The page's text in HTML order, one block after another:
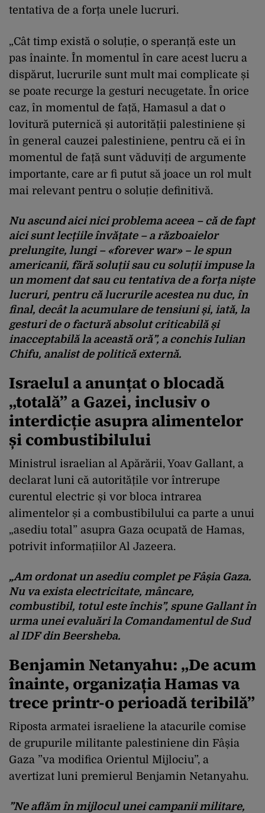
tentativa de a forța unele lucruri.
„Cât timp există o soluție, o speranță este un
pas înainte. În momentul în care acest lucru a
dispărut, lucrurile sunt mult mai complicate și
se poate recurge la gesturi necugetate. În orice
caz, în momentul de față, Hamasul a dat o
lovitură puternică și autorității palestiniene și
în general cauzei palestiniene, pentru că ei în
momentul de față sunt văduviți de argumente
importante, care ar fi putut să joace un rol mult
mai relevant pentru o soluție definitivă.
Nu ascund aici nici problema aceea – că de fapt
aici sunt lecțiile învățate – a războaielor
prelungite, lungi – «forever war» – le spun
americanii, fără soluții sau cu soluții impuse la
un moment dat sau cu tentativa de a forța niște
lucruri, pentru că lucrurile acestea nu duc, în
final, decât la acumulare de tensiuni și, iată, la
gesturi de o factură absolut criticabilă și
inacceptabilă la această oră”, a conchis Iulian
Chifu, analist de politică externă.
Israelul a anunțat o blocadă
„totală” a Gazei, inclusiv o
interdicție asupra alimentelor
și combustibilului
Ministrul israelian al Apărării, Yoav Gallant, a
declarat luni că autoritățile vor întrerupe
curentul electric și vor bloca intrarea
alimentelor și a combustibilului ca parte a unui
„asediu total” asupra Gaza ocupată de Hamas,
potrivit informațiilor Al Jazeera.
„Am ordonat un asediu complet pe Fâșia Gaza.
Nu va exista electricitate, mâncare,
combustibil, totul este închis”, spune Gallant în
urma unei evaluări la Comandamentul de Sud
al IDF din Beersheba.
Benjamin Netanyahu: „De acum
înainte, organizația Hamas va
trece printr-o perioadă teribilă”
Riposta armatei israeliene la atacurile comise
de grupurile militante palestiniene din Fâșia
Gaza ”va modifica Orientul Mijlociu”, a
avertizat luni premierul Benjamin Netanyahu.
”Ne aflăm în mijlocul unei campanii militare,